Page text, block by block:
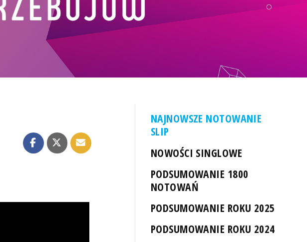
NAJNOWSZE NOTOWANIE
SLIP
NOWOŚCI SINGLOWE
PODSUMOWANIE 1800
NOTOWAŃ
PODSUMOWANIE ROKU 2025
PODSUMOWANIE ROKU 2024